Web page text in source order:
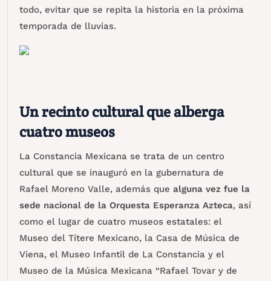
todo, evitar que se repita la historia en la próxima
temporada de lluvias.
Un recinto cultural que alberga
cuatro museos
La Constancia Mexicana se trata de un centro
cultural que se inauguró en la gubernatura de
Rafael Moreno Valle, además quealguna vez fue la
sede nacional de la Orquesta Esperanza Azteca, así
como el lugar de cuatro museos estatales: el
Museo del Títere Mexicano, la Casa de Música de
Viena, el Museo Infantil de La Constancia y el
Museo de la Música Mexicana “Rafael Tovar y de